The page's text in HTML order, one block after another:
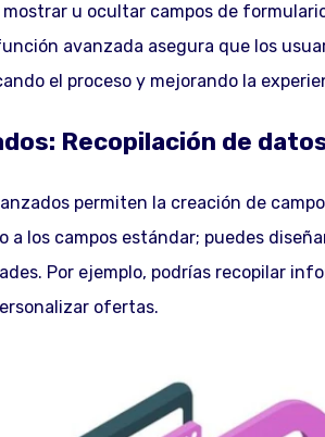
u ocultar campos de
avanzada asegura que los
el proceso y mejorando la
Recopilación de
permiten la creación de
a los campos estándar; puedes
Por ejemplo, podrías recopilar
ofertas.